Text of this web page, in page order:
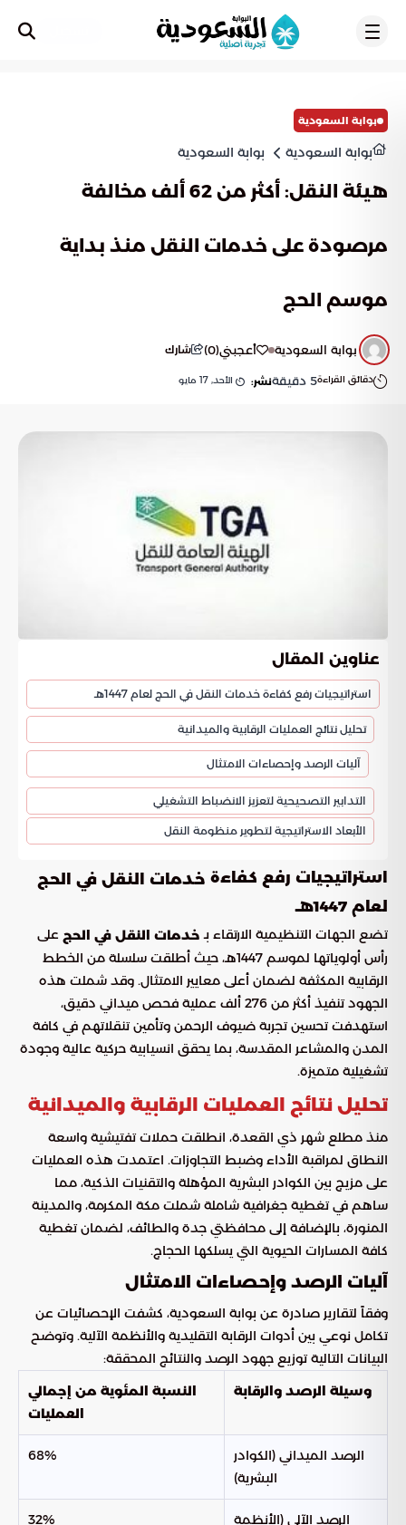
بوابة السعودية
بوابة السعودية بوابة السعودية
هيئة النقل: أكثر من 62 ألف مخالفة
مرصودة على خدمات النقل منذ بداية
موسم الحج
بوابة السعودية أعجبني(
0
) شارك
دقائق القراءة5 دقيقةنشر: الأحد, 17 مايو
عناوين المقال
استراتيجيات رفع كفاءة خدمات النقل في الحج لعام 1447هـ
تحليل نتائج العمليات الرقابية والميدانية
آليات الرصد وإحصاءات الامتثال
التدابير التصحيحية لتعزيز الانضباط التشغيلي
الأبعاد الاستراتيجية لتطوير منظومة النقل
استراتيجيات رفع كفاءة خدمات النقل في الحج
لعام 1447هـ
تضع الجهات التنظيمية الارتقاء بـ خدمات النقل في الحج على
رأس أولوياتها لموسم 1447هـ، حيث أطلقت سلسلة من الخطط
الرقابية المكثفة لضمان أعلى معايير الامتثال. وقد شملت هذه
الجهود تنفيذ أكثر من 276 ألف عملية فحص ميداني دقيق،
استهدفت تحسين تجربة ضيوف الرحمن وتأمين تنقلاتهم في كافة
المدن والمشاعر المقدسة، بما يحقق انسيابية حركية عالية وجودة
تشغيلية متميزة.
تحليل نتائج العمليات الرقابية والميدانية
منذ مطلع شهر ذي القعدة، انطلقت حملات تفتيشية واسعة
النطاق لمراقبة الأداء وضبط التجاوزات. اعتمدت هذه العمليات
على مزيج بين الكوادر البشرية المؤهلة والتقنيات الذكية، مما
ساهم في تغطية جغرافية شاملة شملت مكة المكرمة، والمدينة
المنورة، بالإضافة إلى محافظتي جدة والطائف، لضمان تغطية
كافة المسارات الحيوية التي يسلكها الحجاج.
آليات الرصد وإحصاءات الامتثال
وفقاً لتقارير صادرة عن بوابة السعودية، كشفت الإحصائيات عن
تكامل نوعي بين أدوات الرقابة التقليدية والأنظمة الآلية. وتوضح
البيانات التالية توزيع جهود الرصد والنتائج المحققة:
وسيلة الرصد والرقابة
النسبة المئوية من إجمالي
العمليات
الرصد الميداني (الكوادر
البشرية)
68%
الرصد الآلي (الأنظمة
32%